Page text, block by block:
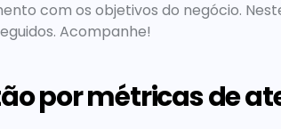
com os objetivos do negócio.
Acompanhe!
por métricas de